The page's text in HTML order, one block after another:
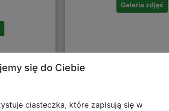
Galeria zdjęć
się do Ciebie
ciasteczka, które zapisują się w